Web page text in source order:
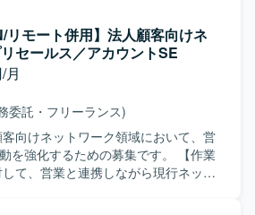
、提案内容の検証やデモ構築の支
技術的な説明、客先提案時の技術支
求める人物像】 技術面
関心を持ち、自ら考えて行動できる
係者とのコミュニケーションを円滑
値を意識して提案内容を組み立てら
OpenShift
ロダクトに深く関わりながら、さまざ
に対して技術提案ができるポジショ
としての経験を積みつつ、最新のコ
リモート併用】法人顧客向けネ
セールス／アカウントSE
月
委託・フリーランス)
客向けネットワーク領域において、営
化するための募集です。 【作業
て、営業と連携しながら現行ネット